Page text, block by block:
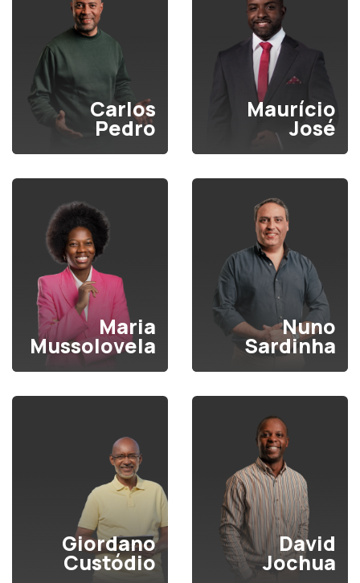
Carlos
Pedro
Maurício
José
Maria
Mussolovela
Nuno
Sardinha
Giordano
Custódio
David
Jochua